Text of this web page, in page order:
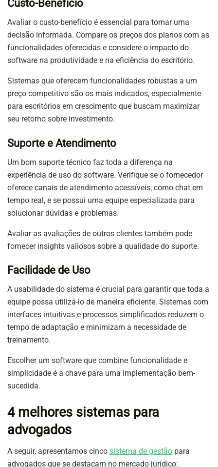
Custo-Benefício
Avaliar o custo-benefício é essencial para tomar uma
decisão informada. Compare os preços dos planos com as
funcionalidades oferecidas e considere o impacto do
software na produtividade e na eficiência do escritório.
Sistemas que oferecem funcionalidades robustas a um
preço competitivo são os mais indicados, especialmente
para escritórios em crescimento que buscam maximizar
seu retorno sobre investimento.
Suporte e Atendimento
Um bom suporte técnico faz toda a diferença na
experiência de uso do software. Verifique se o fornecedor
oferece canais de atendimento acessíveis, como chat em
tempo real, e se possui uma equipe especializada para
solucionar dúvidas e problemas.
Avaliar as avaliações de outros clientes também pode
fornecer insights valiosos sobre a qualidade do suporte.
Facilidade de Uso
A usabilidade do sistema é crucial para garantir que toda a
equipe possa utilizá-lo de maneira eficiente. Sistemas com
interfaces intuitivas e processos simplificados reduzem o
tempo de adaptação e minimizam a necessidade de
treinamento.
Escolher um software que combine funcionalidade e
simplicidade é a chave para uma implementação bem-
sucedida.
4 melhores sistemas para
advogados
A seguir, apresentamos cinco sistema de gestão para
advogados que se destacam no mercado jurídico: